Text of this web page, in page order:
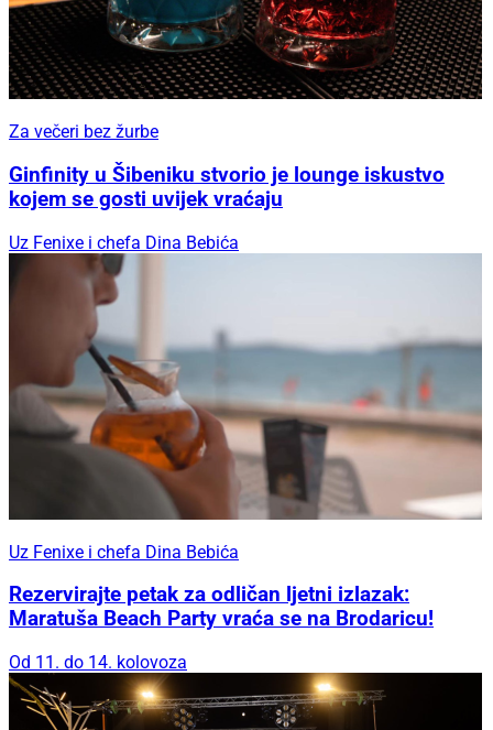
Za večeri bez žurbe
Ginfinity u Šibeniku stvorio je lounge iskustvo
kojem se gosti uvijek vraćaju
Uz Fenixe i chefa Dina Bebića
Uz Fenixe i chefa Dina Bebića
Rezervirajte petak za odličan ljetni izlazak:
Maratuša Beach Party vraća se na Brodaricu!
Od 11. do 14. kolovoza